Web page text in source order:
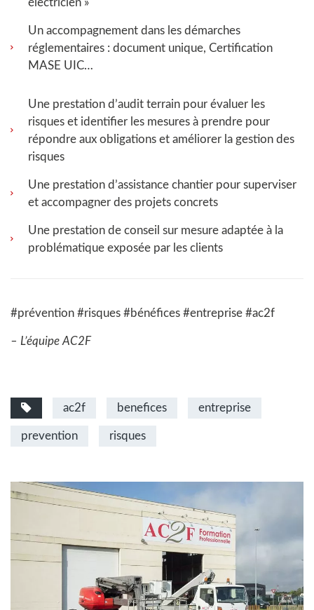
électricien »
Un accompagnement dans les démarches
réglementaires : document unique, Certification
MASE UIC…
Une prestation d’audit terrain pour évaluer les
risques et identifier les mesures à prendre pour
répondre aux obligations et améliorer la gestion des
risques
Une prestation d’assistance chantier pour superviser
et accompagner des projets concrets
Une prestation de conseil sur mesure adaptée à la
problématique exposée par les clients
#prévention #risques #bénéfices #entreprise #ac2f
– L’équipe AC2F
ac2f benefices entreprise
prevention risques